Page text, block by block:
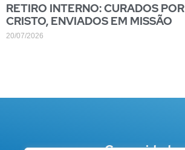
RETIRO INTERNO: CURADOS POR
CRISTO, ENVIADOS EM MISSÃO
20/07/2026